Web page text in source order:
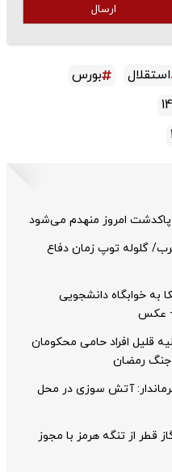
ارسال
استقلال
بورس
امروز منهدم می‌شود
گلوله توپ زمان دفاع
به خوابگاه دانشجویی
+ عکس
قلیل افراد حامی محکومان
آتش سوزی در محل
قطر از تنگه هرمز با مجوز